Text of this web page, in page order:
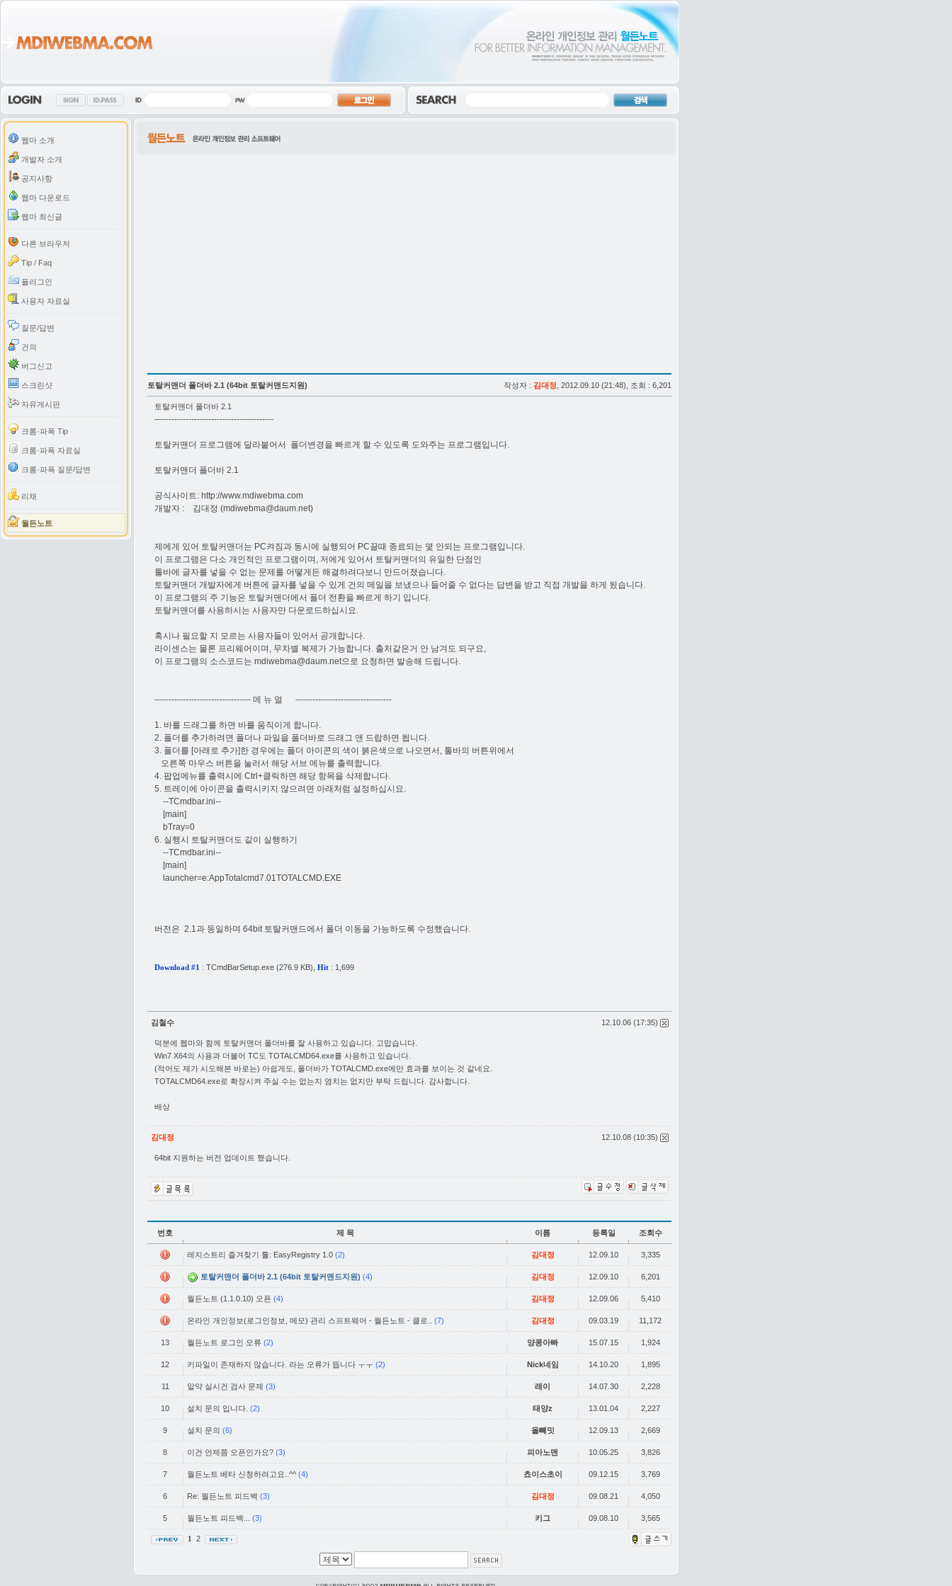
웹마 소개
개발자 소개
공지사항
웹마 다운로드
웹마 최신글
다른 브라우저
Tip / Faq
플러그인
사용자 자료실
질문/답변
건의
버그신고
스크린샷
자유게시판
크롬·파폭 Tip
크롬·파폭 자료실
크롬·파폭 질문/답변
리채
월든노트
토탈커맨더 폴더바 2.1 (64bit 토탈커맨드지원) 작성자 : 김대정 , 2012.09.10 (21:48), 조회 : 6,201
토탈커맨더 폴더바 2.1
------------------------------------------
토탈커맨더 프로그램에 달라붙어서 폴더변경을 빠르게 할 수 있도록 도와주는 프로그램입니다.
토탈커맨더 폴더바 2.1
공식사이트: http://www.mdiwebma.com
개발자 : 김대정 (mdiwebma@daum.net)
제에게 있어 토탈커맨더는 PC켜짐과 동시에 실행되어 PC끌때 종료되는 몇 안되는 프로그램입니다.
이 프로그램은 다소 개인적인 프로그램이며, 저에게 있어서 토탈커맨더의 유일한 단점인
툴바에 글자를 넣을 수 없는 문제를 어떻게든 해결하려다보니 만드어졌습니다.
토탈커맨더 개발자에게 버튼에 글자를 넣을 수 있게 건의 메일을 보냈으나 들어줄 수 없다는 답변을 받고 직접 개발을 하게 됬습니다.
이 프로그램의 주 기능은 토탈커맨더에서 폴더 전환을 빠르게 하기 입니다.
토탈커맨더를 사용하시는 사용자만 다운로드하십시요.
혹시나 필요할 지 모르는 사용자들이 있어서 공개합니다.
라이센스는 물론 프리웨어이며, 무차별 복제가 가능합니다. 출처같은거 안 남겨도 되구요,
이 프로그램의 소스코드는 mdiwebma@daum.net으로 요청하면 발송해 드립니다.
---------------------------------- 메 뉴 얼 ----------------------------------
1. 바를 드래그를 하면 바를 움직이게 합니다.
2. 폴더를 추가하려면 폴더나 파일을 폴더바로 드래그 앤 드랍하면 됩니다.
3. 폴더를 [아래로 추가]한 경우에는 폴더 아이콘의 색이 붉은색으로 나오면서, 툴바의 버튼위에서
오른쪽 마우스 버튼을 눌러서 해당 서브 메뉴를 출력합니다.
4. 팝업메뉴를 출력시에 Ctrl+클릭하면 해당 항목을 삭제합니다.
5. 트레이에 아이콘을 출력시키지 않으려면 아래처럼 설정하십시요.
--TCmdbar.ini--
[main]
bTray=0
6. 실행시 토탈커맨더도 같이 실행하기
--TCmdbar.ini--
[main]
launcher=e:AppTotalcmd7.01TOTALCMD.EXE
버전은 2.1과 동일하며 64bit 토탈커맨드에서 폴더 이동을 가능하도록 수정했습니다.
Download #1 : TCmdBarSetup.exe (276.9 KB), Hit : 1,699
김철수 12.10.06 (17:35)
덕분에 웹마와 함께 토탈커맨더 폴더바를 잘 사용하고 있습니다. 고맙습니다.
Win7 X64의 사용과 더불어 TC도 TOTALCMD64.exe를 사용하고 있습니다.
(적어도 제가 시도해본 바로는) 아쉽게도, 폴더바가 TOTALCMD.exe에만 효과를 보이는 것 같네요.
TOTALCMD64.exe로 확장시켜 주실 수는 없는지 염치는 없지만 부탁 드립니다. 감사합니다.
배상
김대정 12.10.08 (10:35)
64bit 지원하는 버전 업데이트 했습니다.
번호 제 목 이름 등록일 조회수
레지스트리 즐겨찾기 툴: EasyRegistry 1.0 (2) 김대정 12.09.10 3,335
토탈커맨더 폴더바 2.1 (64bit 토탈커맨드지원) (4) 김대정 12.09.10 6,201
월든노트 (1.1.0.10) 오픈 (4) 김대정 12.09.06 5,410
온라인 개인정보(로그인정보, 메모) 관리 스프트웨어 - 월든노트 - 클로.. (7) 김대정 09.03.19 11,172
13 월든노트 로그인 오류 (2) 양콩아빠 15.07.15 1,924
12 키파일이 존재하지 않습니다. 라는 오류가 뜹니다 ㅜㅜ (2) Nick네임 14.10.20 1,895
11 알약 실시건 검사 문제 (3) 래이 14.07.30 2,228
10 설치 문의 입니다. (2) 태양z 13.01.04 2,227
9 설치 문의 (6) 올빼밋 12.09.13 2,669
8 이건 언제쯤 오픈인가요? (3) 피아노맨 10.05.25 3,826
7 월든노트 베타 신청하려고요..^^ (4) 쵸이스초이 09.12.15 3,769
6 Re: 월든노트 피드백 (3) 김대정 09.08.21 4,050
5 월든노트 피드백... (3) 키그 09.08.10 3,565
1 2